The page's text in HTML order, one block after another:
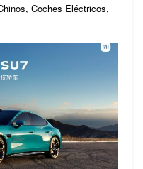
, Coches Eléctricos,